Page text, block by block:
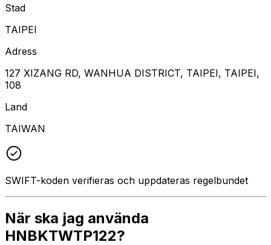
Stad
TAIPEI
Adress
127 XIZANG RD, WANHUA DISTRICT, TAIPEI, TAIPEI,
108
Land
TAIWAN
SWIFT-koden verifieras och uppdateras regelbundet
När ska jag använda
HNBKTWTP122?